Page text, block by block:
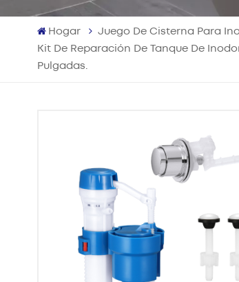
Hogar
Juego De Cisterna Para
Kit De Reparación De Tanque De
Pulgadas.